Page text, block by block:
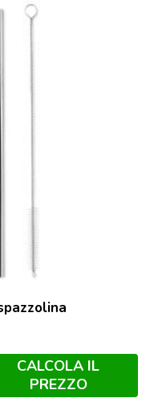
CALCOLA IL
PREZZO